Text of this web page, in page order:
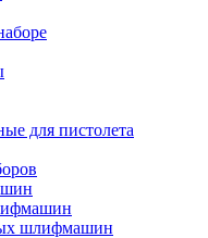
для пистолета
шлифмашин